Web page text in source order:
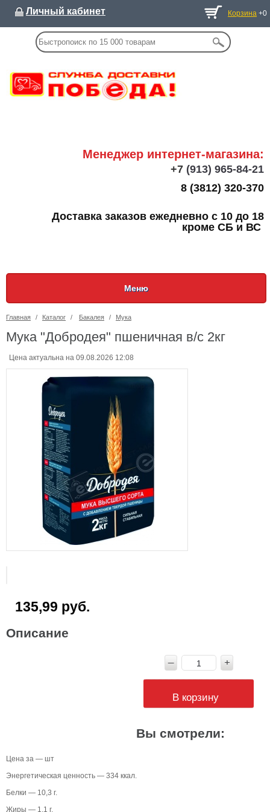
Личный кабинет Корзина +0
Менеджер интернет-магазина:
+7 (913) 965-84-21
8 (3812) 320-370
Доставка заказов ежедневно с 10 до 18
кроме СБ и ВС
Меню
Главная / Каталог / Бакалея / Мука
Мука "Добродея" пшеничная в/с 2кг
Цена актуальна на 09.08.2026 12:08
135,99 руб.
Описание
В корзину
Вы смотрели:
Цена за — шт
Энергетическая ценность — 334 ккал.
Белки — 10,3 г.
Жиры — 1,1 г.